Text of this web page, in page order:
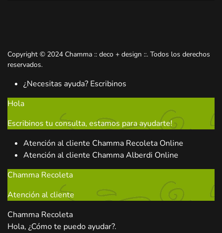
Copyright © 2024 Chamma :: deco + design ::. Todos los derechos
reservados.
¿Necesitas ayuda? Escribinos
Hola
Escribinos tu consulta, estamos para ayudarte!
Atención al cliente Chamma Recoleta Online
Atención al cliente Chamma Alberdi Online
Chamma Recoleta
Atención al cliente
Chamma Recoleta
Hola, ¿Cómo te puedo ayudar?.